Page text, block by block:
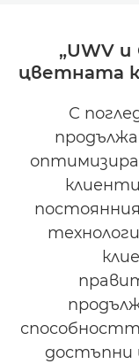
„UWV
цветната
С
достъпни